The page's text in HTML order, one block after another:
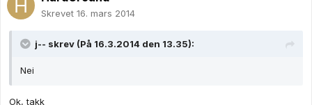
Skrevet 16. mars 2014
j-- skrev (På 16.3.2014 den 13.35):
Nei
Ok, takk